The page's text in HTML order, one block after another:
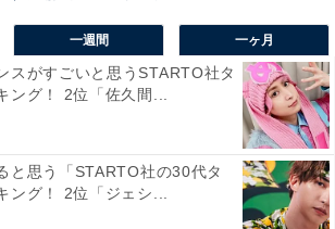
プサイトやフル装備のコテージを完備
テランのキャンパーまで楽しめます。
る夜はキャンプサイト全体が幻想的な
スタッフが常駐しているので安心で
一週間 一ヶ月
スがすごいと思うSTARTO社タ
ング！ 2位「佐久間...
と思う「STARTO社の30代タ
ング！ 2位「ジェシ...